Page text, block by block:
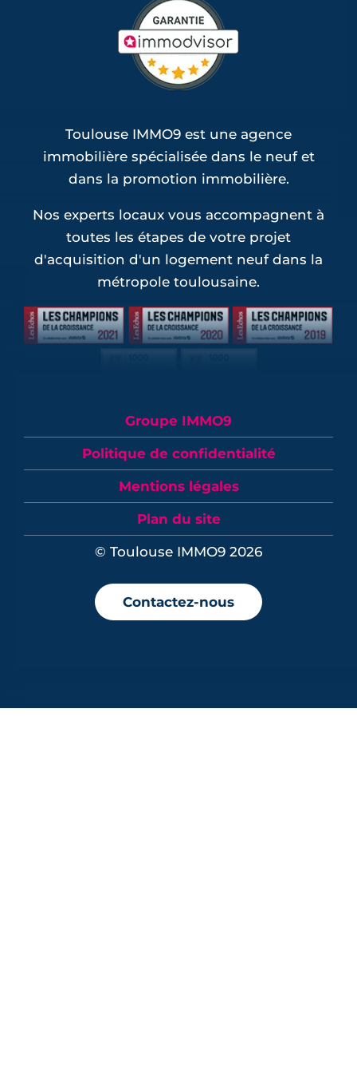
Programmes Jeanbrun Rouffiac-Tolosan
Programmes Jeanbrun Saint-Loup-
Programmes Jeanbrun Saint-Sauveur (1)
Toulouse IMMO9 est une agence
immobilière spécialisée dans le neuf et
dans la promotion immobilière.
Nos experts locaux vous accompagnent à
toutes les étapes de votre projet
d'acquisition d'un logement neuf dans la
métropole toulousaine.
Groupe IMMO9
Politique de confidentialité
Mentions légales
Plan du site
© Toulouse IMMO9 2026
Contactez-nous